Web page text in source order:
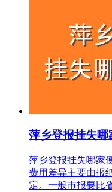
萍乡登报挂失哪
萍乡登报挂失哪家
费用差异主要由报
定。一般市报要比